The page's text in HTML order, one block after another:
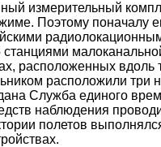
измерительный
Поэтому поначалу
расположенных вдоль
расположили три
Служба единого
наблюдения
полетов